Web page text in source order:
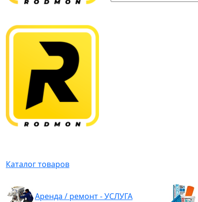
Каталог товаров
Аренда / ремонт - УСЛУГА